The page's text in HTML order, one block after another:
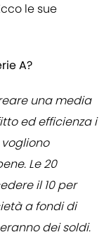
le sue
A?
una media
ed efficienza i
Le 20
il 10 per
a fondi di
dei soldi.